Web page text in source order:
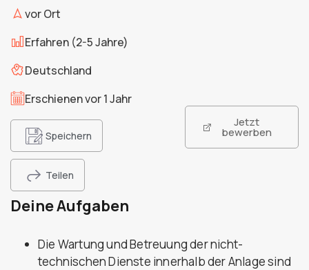
vor Ort
Erfahren (2-5 Jahre)
Deutschland
Erschienen vor 1 Jahr
Speichern
Teilen
Jetzt
bewerben
Deine Aufgaben
Die Wartung und Betreuung der nicht-
technischen Dienste innerhalb der Anlage sind